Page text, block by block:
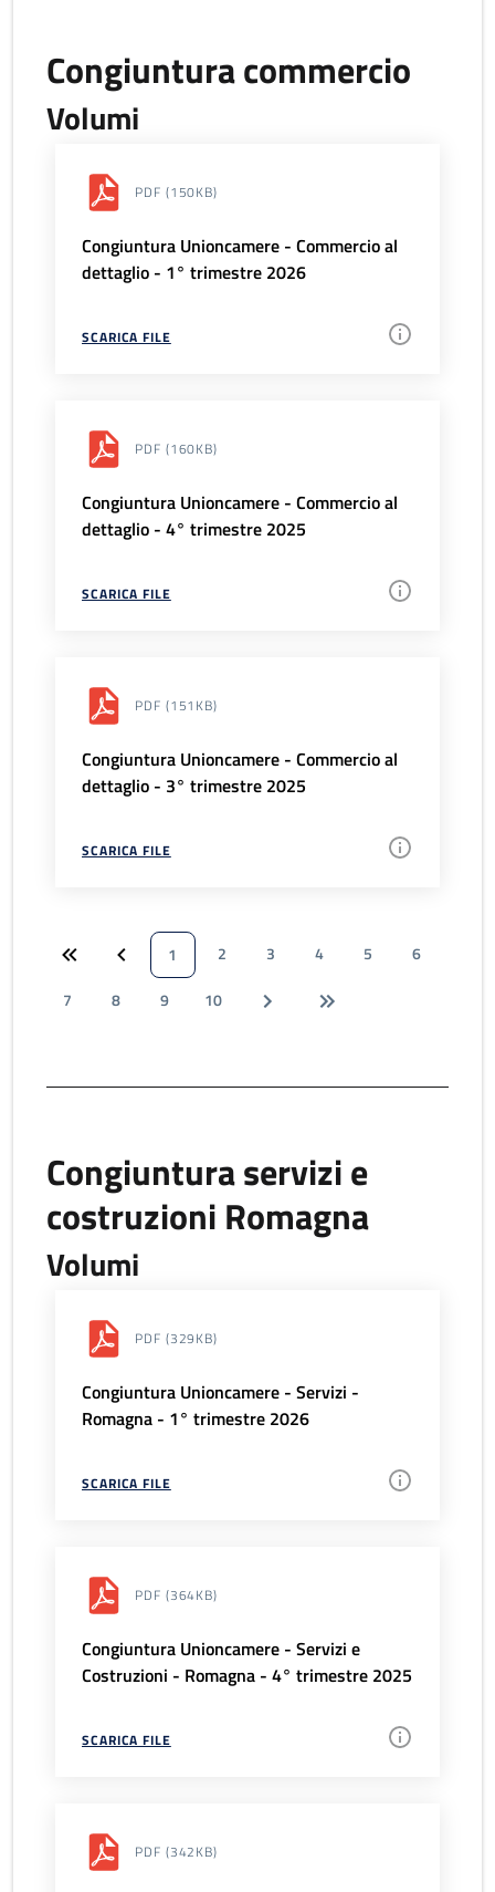
Congiuntura commercio
Volumi
PDF (150KB)
Congiuntura Unioncamere - Commercio al
dettaglio - 1° trimestre 2026
SCARICA FILE
PDF (160KB)
Congiuntura Unioncamere - Commercio al
dettaglio - 4° trimestre 2025
SCARICA FILE
PDF (151KB)
Congiuntura Unioncamere - Commercio al
dettaglio - 3° trimestre 2025
SCARICA FILE
1 2 3 4 5
6
7
8 9 10
Congiuntura servizi e
costruzioni Romagna
Volumi
PDF (329KB)
Congiuntura Unioncamere - Servizi -
Romagna - 1° trimestre 2026
SCARICA FILE
PDF (364KB)
Congiuntura Unioncamere - Servizi e
Costruzioni - Romagna - 4° trimestre 2025
SCARICA FILE
PDF (342KB)